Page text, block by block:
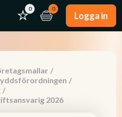
0 0
Logga in
/
/
/
2026